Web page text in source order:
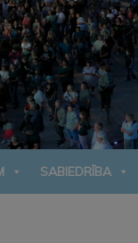
SABIEDRĪBA